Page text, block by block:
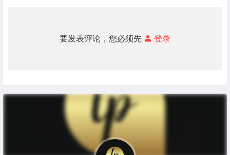
要发表评论，您必须先 登录